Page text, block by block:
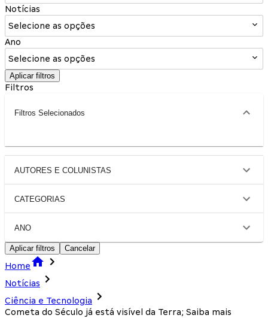
Notícias
Selecione as opções
Ano
Selecione as opções
Aplicar filtros
Filtros
Filtros Selecionados
AUTORES E COLUNISTAS
CATEGORIAS
ANO
Aplicar filtros Cancelar
Home
Notícias
Ciência e Tecnologia
Cometa do Século já está visível da Terra; Saiba mais